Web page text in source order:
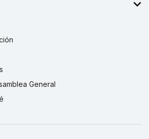
General